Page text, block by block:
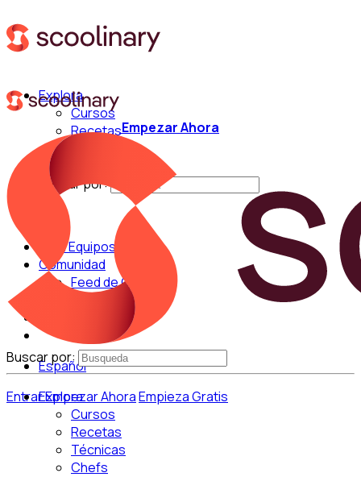
Explora
Cursos
Recetas
Buscar por:
Para Equipos
Comunidad
Feed de Cocina
Español
EntrarEmpezar AhoraEmpieza Gratis
Empezar Ahora
Buscar por:
Explora
Cursos
Recetas
Técnicas
Chefs